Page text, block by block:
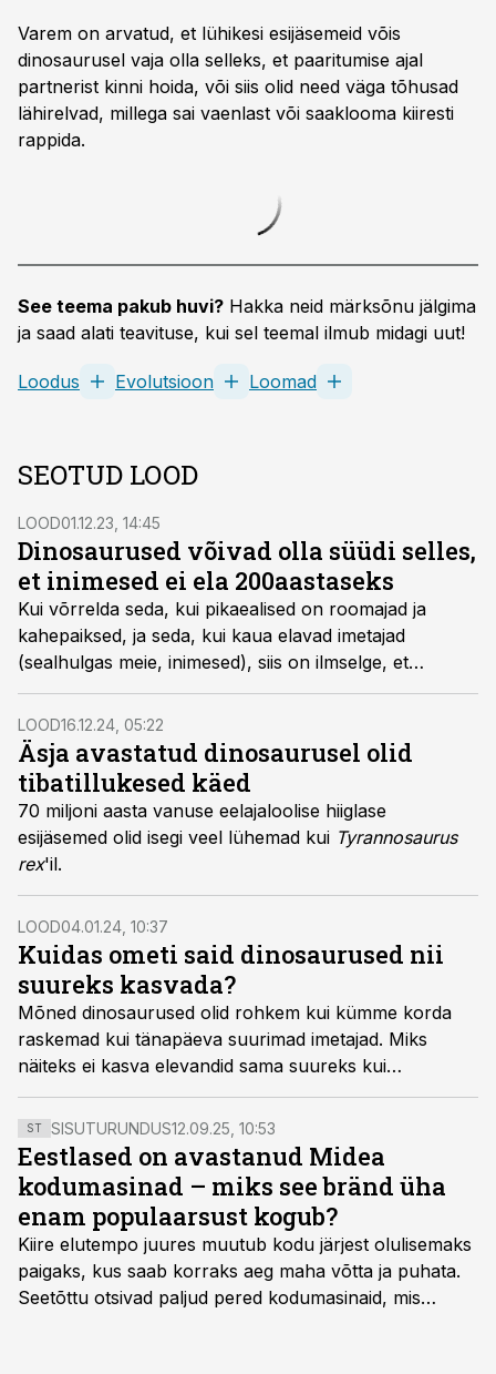
Varem on arvatud, et lühikesi esijäsemeid võis
dinosaurusel vaja olla selleks, et paaritumise ajal
partnerist kinni hoida, või siis olid need väga tõhusad
lähirelvad, millega sai vaenlast või saaklooma kiiresti
rappida.
See teema pakub huvi? Hakka neid märksõnu jälgima
ja saad alati teavituse, kui sel teemal ilmub midagi uut!
Loodus Evolutsioon Loomad
SEOTUD LOOD
LOOD01.12.23, 14:45
Dinosaurused võivad olla süüdi selles,
et inimesed ei ela 200aastaseks
Kui võrrelda seda, kui pikaealised on roomajad ja
kahepaiksed, ja seda, kui kaua elavad imetajad
(sealhulgas meie, inimesed), siis on ilmselge, et
kaalukauss on roomajate ja kahepaiksete kasuks.
Nüüd on üks teadlane välja käinud idee, et sellist
erinevust eluea pikkuses võib panna süüks
dinosaurustele.
LOOD16.12.24, 05:22
Äsja avastatud dinosaurusel olid
tibatillukesed käed
70 miljoni aasta vanuse eelajaloolise hiiglase
esijäsemed olid isegi veel lühemad kui Tyrannosaurus
rex'il.
LOOD04.01.24, 10:37
Kuidas ometi said dinosaurused nii
suureks kasvada?
Mõned dinosaurused olid rohkem kui kümme korda
raskemad kui tänapäeva suurimad imetajad. Miks
näiteks ei kasva elevandid sama suureks kui
saurused?
ST SISUTURUNDUS12.09.25, 10:53
Eestlased on avastanud Midea
kodumasinad – miks see bränd üha
enam populaarsust kogub?
Kiire elutempo juures muutub kodu järjest olulisemaks
paigaks, kus saab korraks aeg maha võtta ja puhata.
Seetõttu otsivad paljud pered kodumasinaid, mis